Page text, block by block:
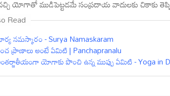
యోగాతో ముడిపెట్టడమే సంప్రదాయ వాదులకు చికాకు
Read
నమస్కారం - Surya Namaskaram
ప్రాణాలు అంటే ఏమిటి | Panchapranalu
యోగాకు పొంచి ఉన్న ముప్పు ఏమిటి - Yoga in